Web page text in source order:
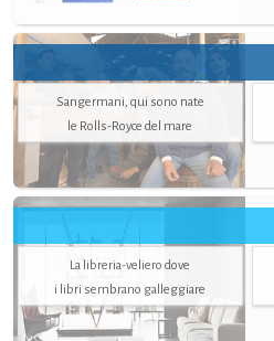
Sangermani, qui sono nate
le Rolls-Royce del mare
La libreria-veliero dove
i libri sembrano galleggiare